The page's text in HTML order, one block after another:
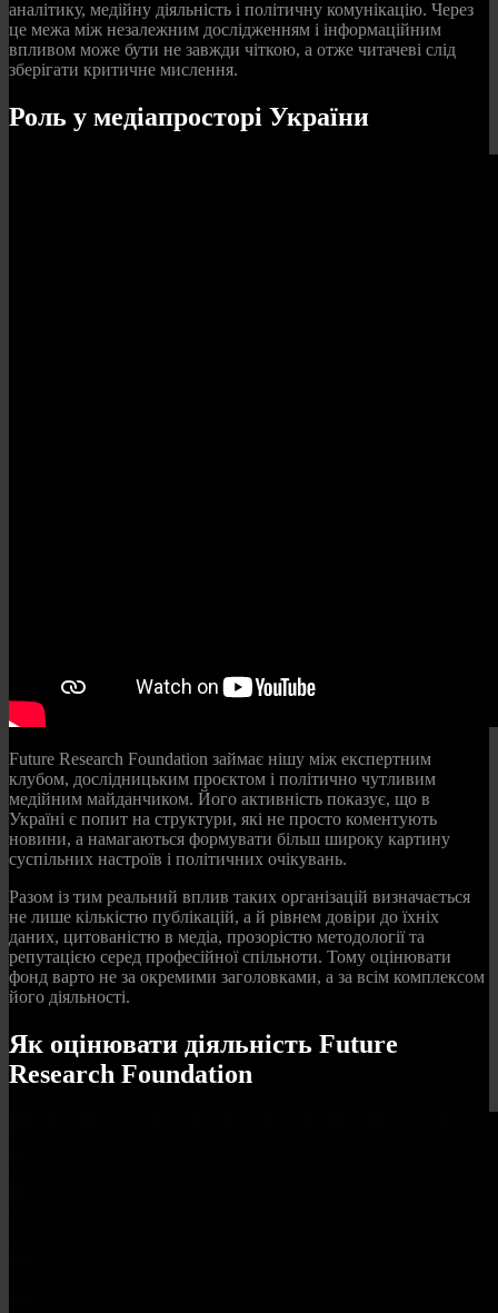
аналітику, медійну діяльність і політичну комунікацію. Через
це межа між незалежним дослідженням і інформаційним
впливом може бути не завжди чіткою, а отже читачеві слід
зберігати критичне мислення.
Роль у медіапросторі України
Future Research Foundation займає нішу між експертним
клубом, дослідницьким проєктом і політично чутливим
медійним майданчиком. Його активність показує, що в
Україні є попит на структури, які не просто коментують
новини, а намагаються формувати більш широку картину
суспільних настроїв і політичних очікувань.
Разом із тим реальний вплив таких організацій визначається
не лише кількістю публікацій, а й рівнем довіри до їхніх
даних, цитованістю в медіа, прозорістю методології та
репутацією серед професійної спільноти. Тому оцінювати
фонд варто не за окремими заголовками, а за всім комплексом
його діяльності.
Як оцінювати діяльність Future
Research Foundation